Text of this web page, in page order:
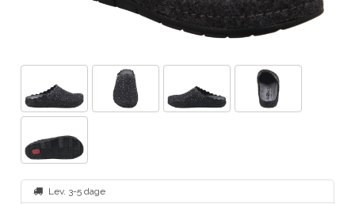
Lev. 3-5 dage